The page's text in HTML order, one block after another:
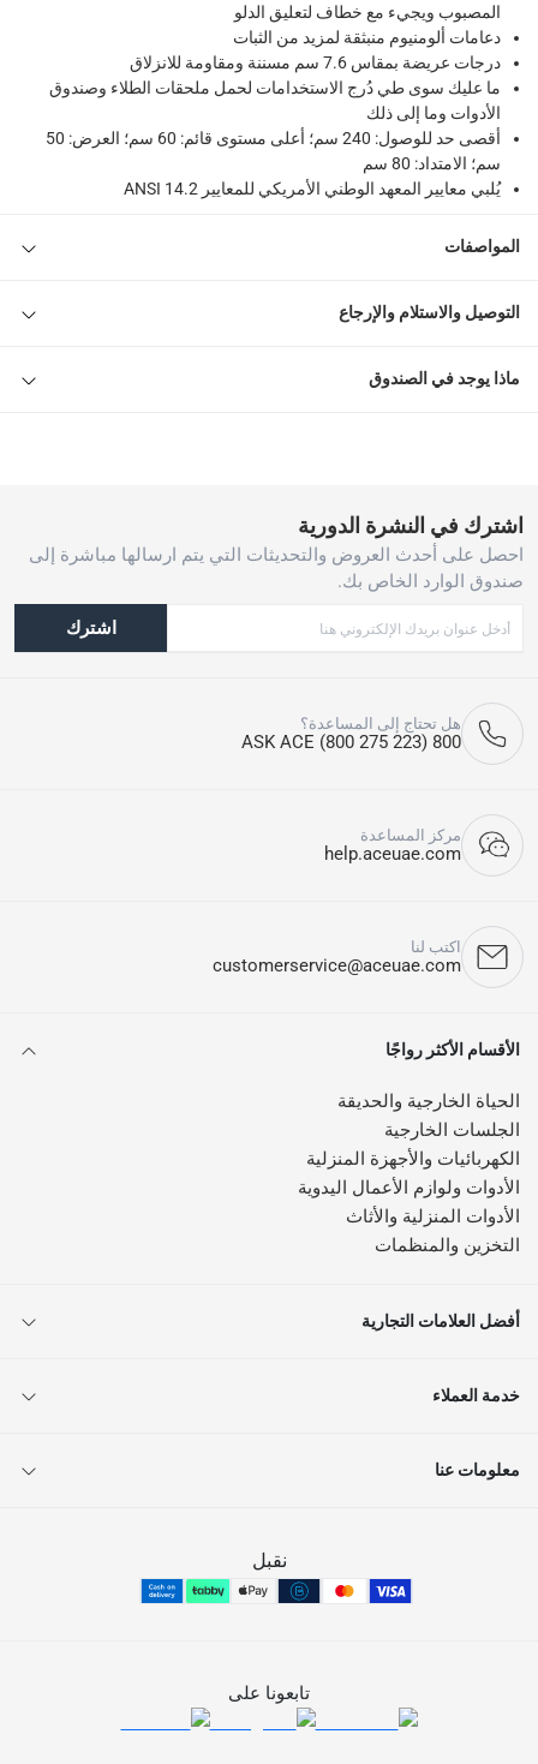
المصبوب ويجيء مع خطاف لتعليق الدلو
دعامات ألومنيوم منبثقة لمزيد من الثبات
درجات عريضة بمقاس 7.6 سم مسننة ومقاومة للانزلاق
ما عليك سوى طي دُرج الاستخدامات لحمل ملحقات الطلاء وصندوق
الأدوات وما إلى ذلك
أقصى حد للوصول: 240 سم؛ أعلى مستوى قائم: 60 سم؛ العرض: 50
سم؛ الامتداد: 80 سم
يُلبي معايير المعهد الوطني الأمريكي للمعايير ANSI 14.2
المواصفات
التوصيل والاستلام والإرجاع
ماذا يوجد في الصندوق
اشترك في النشرة الدورية
احصل على أحدث العروض والتحديثات التي يتم ارسالها مباشرة إلى
صندوق الوارد الخاص بك.
اشترك
هل تحتاج إلى المساعدة؟
800 ASK ACE (800 275 223)
مركز المساعدة
help.aceuae.com
اكتب لنا
customerservice@aceuae.com
الأقسام الأكثر رواجًا
الحياة الخارجية والحديقة
الجلسات الخارجية
الكهربائيات والأجهزة المنزلية
الأدوات ولوازم الأعمال اليدوية
الأدوات المنزلية والأثاث
التخزين والمنظمات
أفضل العلامات التجارية
خدمة العملاء
معلومات عنا
نقبل
تابعونا على